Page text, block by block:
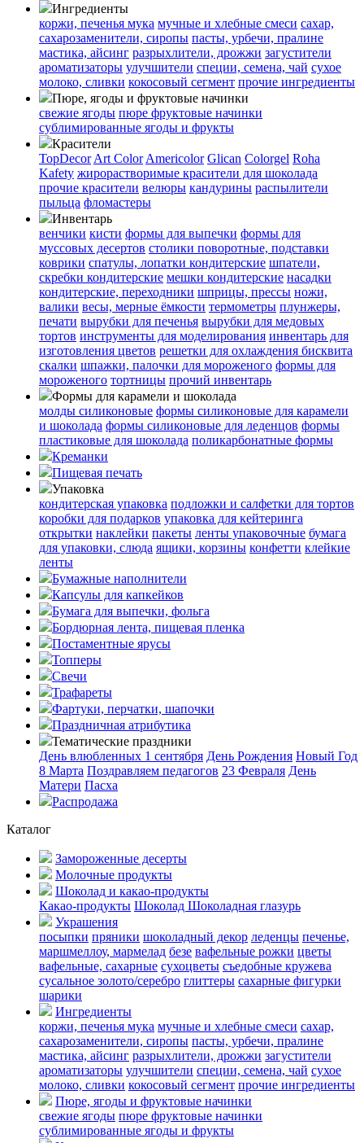
Ингредиенты
коржи, печенья мука мучные и хлебные смеси сахар,
сахарозаменители, сиропы пасты, урбечи, пралине
мастика, айсинг разрыхлители, дрожжи загустители
ароматизаторы улучшители специи, семена, чай сухое
молоко, сливки кокосовый сегмент прочие ингредиенты
Пюре, ягоды и фруктовые начинки
свежие ягоды пюре фруктовые начинки
сублимированные ягоды и фрукты
Красители
TopDecor Art Color Americolor Glican Colorgel Roha
Kafety жирорастворимые красители для шоколада
прочие красители велюры кандурины распылители
пыльца фломастеры
Инвентарь
венчики кисти формы для выпечки формы для
муссовых десертов столики поворотные, подставки
коврики cпатулы, лопатки кондитерские шпатели,
скребки кондитерские мешки кондитерские насадки
кондитерские, переходники шприцы, прессы ножи,
валики весы, мерные ёмкости термометры плунжеры,
печати вырубки для печенья вырубки для медовых
тортов инструменты для моделирования инвентарь для
изготовления цветов решетки для охлаждения бисквита
скалки шпажки, палочки для мороженого формы для
мороженого тортницы прочий инвентарь
Формы для карамели и шоколада
молды силиконовые формы силиконовые для карамели
и шоколада формы силиконовые для леденцов формы
пластиковые для шоколада поликарбонатные формы
Креманки
Пищевая печать
Упаковка
кондитерская упаковка подложки и салфетки для тортов
коробки для подарков упаковка для кейтеринга
открытки наклейки пакеты ленты упаковочные бумага
для упаковки, слюда ящики, корзины конфетти клейкие
ленты
Бумажные наполнители
Капсулы для капкейков
Бумага для выпечки, фольга
Бордюрная лента, пищевая пленка
Постаментные ярусы
Топперы
Свечи
Трафареты
Фартуки, перчатки, шапочки
Праздничная атрибутика
Тематические праздники
День влюбленных 1 сентября День Рождения Новый Год
8 Марта Поздравляем педагогов 23 Февраля День
Матери Пасха
Распродажа
Каталог
Замороженные десерты
Молочные продукты
Шоколад и какао-продукты
Какао-продукты Шоколад Шоколадная глазурь
Украшения
посыпки пряники шоколадный декор леденцы печенье,
маршмеллоу, мармелад безе вафельные рожки цветы
вафельные, сахарные сухоцветы съедобные кружева
сусальное золото/серебро глиттеры сахарные фигурки
шарики
Ингредиенты
коржи, печенья мука мучные и хлебные смеси сахар,
сахарозаменители, сиропы пасты, урбечи, пралине
мастика, айсинг разрыхлители, дрожжи загустители
ароматизаторы улучшители специи, семена, чай сухое
молоко, сливки кокосовый сегмент прочие ингредиенты
Пюре, ягоды и фруктовые начинки
свежие ягоды пюре фруктовые начинки
сублимированные ягоды и фрукты